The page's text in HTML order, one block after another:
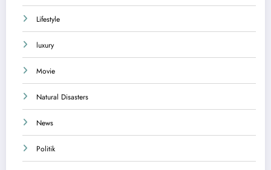
Lifestyle
luxury
Movie
Natural Disasters
News
Politik